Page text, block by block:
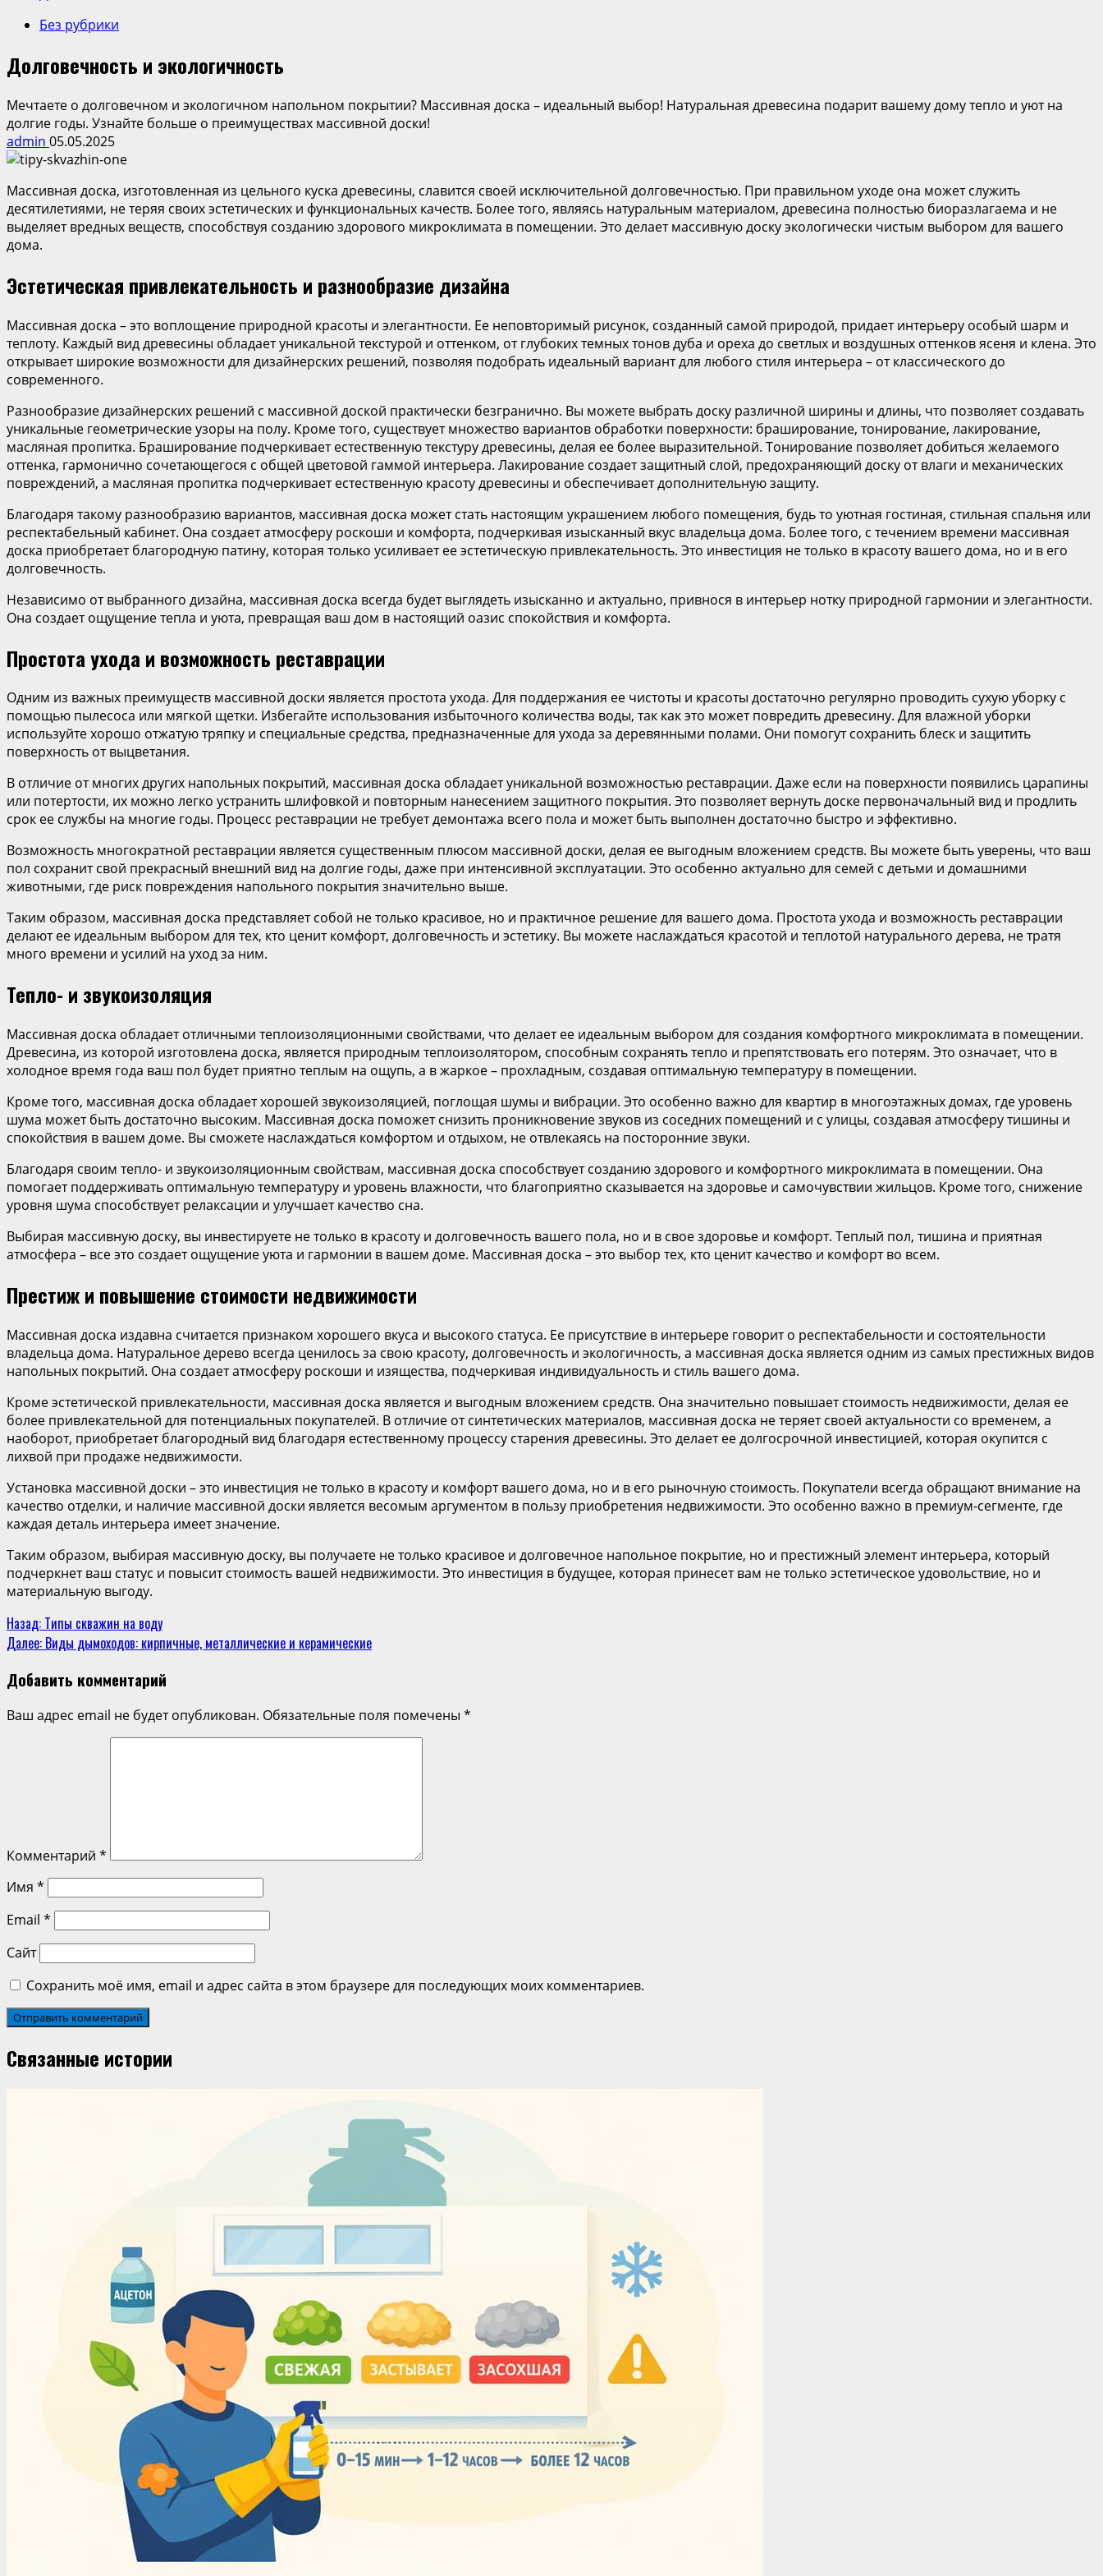
Без рубрики
Долговечность и экологичность
Мечтаете о долговечном и экологичном напольном покрытии? Массивная доска – идеальный выбор! Натуральная древесина подарит вашему дому тепло и уют на
долгие годы. Узнайте больше о преимуществах массивной доски!
admin 05.05.2025
Массивная доска, изготовленная из цельного куска древесины, славится своей исключительной долговечностью. При правильном уходе она может служить
десятилетиями, не теряя своих эстетических и функциональных качеств. Более того, являясь натуральным материалом, древесина полностью биоразлагаема и не
выделяет вредных веществ, способствуя созданию здорового микроклимата в помещении. Это делает массивную доску экологически чистым выбором для вашего
дома.
Эстетическая привлекательность и разнообразие дизайна
Массивная доска – это воплощение природной красоты и элегантности. Ее неповторимый рисунок, созданный самой природой, придает интерьеру особый шарм и
теплоту. Каждый вид древесины обладает уникальной текстурой и оттенком, от глубоких темных тонов дуба и ореха до светлых и воздушных оттенков ясеня и клена. Это
открывает широкие возможности для дизайнерских решений, позволяя подобрать идеальный вариант для любого стиля интерьера – от классического до
современного.
Разнообразие дизайнерских решений с массивной доской практически безгранично. Вы можете выбрать доску различной ширины и длины, что позволяет создавать
уникальные геометрические узоры на полу. Кроме того, существует множество вариантов обработки поверхности: браширование, тонирование, лакирование,
масляная пропитка. Браширование подчеркивает естественную текстуру древесины, делая ее более выразительной. Тонирование позволяет добиться желаемого
оттенка, гармонично сочетающегося с общей цветовой гаммой интерьера. Лакирование создает защитный слой, предохраняющий доску от влаги и механических
повреждений, а масляная пропитка подчеркивает естественную красоту древесины и обеспечивает дополнительную защиту.
Благодаря такому разнообразию вариантов, массивная доска может стать настоящим украшением любого помещения, будь то уютная гостиная, стильная спальня или
респектабельный кабинет. Она создает атмосферу роскоши и комфорта, подчеркивая изысканный вкус владельца дома. Более того, с течением времени массивная
доска приобретает благородную патину, которая только усиливает ее эстетическую привлекательность. Это инвестиция не только в красоту вашего дома, но и в его
долговечность.
Независимо от выбранного дизайна, массивная доска всегда будет выглядеть изысканно и актуально, привнося в интерьер нотку природной гармонии и элегантности.
Она создает ощущение тепла и уюта, превращая ваш дом в настоящий оазис спокойствия и комфорта.
Простота ухода и возможность реставрации
Одним из важных преимуществ массивной доски является простота ухода. Для поддержания ее чистоты и красоты достаточно регулярно проводить сухую уборку с
помощью пылесоса или мягкой щетки. Избегайте использования избыточного количества воды, так как это может повредить древесину. Для влажной уборки
используйте хорошо отжатую тряпку и специальные средства, предназначенные для ухода за деревянными полами. Они помогут сохранить блеск и защитить
поверхность от выцветания.
В отличие от многих других напольных покрытий, массивная доска обладает уникальной возможностью реставрации. Даже если на поверхности появились царапины
или потертости, их можно легко устранить шлифовкой и повторным нанесением защитного покрытия. Это позволяет вернуть доске первоначальный вид и продлить
срок ее службы на многие годы. Процесс реставрации не требует демонтажа всего пола и может быть выполнен достаточно быстро и эффективно.
Возможность многократной реставрации является существенным плюсом массивной доски, делая ее выгодным вложением средств. Вы можете быть уверены, что ваш
пол сохранит свой прекрасный внешний вид на долгие годы, даже при интенсивной эксплуатации. Это особенно актуально для семей с детьми и домашними
животными, где риск повреждения напольного покрытия значительно выше.
Таким образом, массивная доска представляет собой не только красивое, но и практичное решение для вашего дома. Простота ухода и возможность реставрации
делают ее идеальным выбором для тех, кто ценит комфорт, долговечность и эстетику. Вы можете наслаждаться красотой и теплотой натурального дерева, не тратя
много времени и усилий на уход за ним.
Тепло- и звукоизоляция
Массивная доска обладает отличными теплоизоляционными свойствами, что делает ее идеальным выбором для создания комфортного микроклимата в помещении.
Древесина, из которой изготовлена доска, является природным теплоизолятором, способным сохранять тепло и препятствовать его потерям. Это означает, что в
холодное время года ваш пол будет приятно теплым на ощупь, а в жаркое – прохладным, создавая оптимальную температуру в помещении.
Кроме того, массивная доска обладает хорошей звукоизоляцией, поглощая шумы и вибрации. Это особенно важно для квартир в многоэтажных домах, где уровень
шума может быть достаточно высоким. Массивная доска поможет снизить проникновение звуков из соседних помещений и с улицы, создавая атмосферу тишины и
спокойствия в вашем доме. Вы сможете наслаждаться комфортом и отдыхом, не отвлекаясь на посторонние звуки.
Благодаря своим тепло- и звукоизоляционным свойствам, массивная доска способствует созданию здорового и комфортного микроклимата в помещении. Она
помогает поддерживать оптимальную температуру и уровень влажности, что благоприятно сказывается на здоровье и самочувствии жильцов. Кроме того, снижение
уровня шума способствует релаксации и улучшает качество сна.
Выбирая массивную доску, вы инвестируете не только в красоту и долговечность вашего пола, но и в свое здоровье и комфорт. Теплый пол, тишина и приятная
атмосфера – все это создает ощущение уюта и гармонии в вашем доме. Массивная доска – это выбор тех, кто ценит качество и комфорт во всем.
Престиж и повышение стоимости недвижимости
Массивная доска издавна считается признаком хорошего вкуса и высокого статуса. Ее присутствие в интерьере говорит о респектабельности и состоятельности
владельца дома. Натуральное дерево всегда ценилось за свою красоту, долговечность и экологичность, а массивная доска является одним из самых престижных видов
напольных покрытий. Она создает атмосферу роскоши и изящества, подчеркивая индивидуальность и стиль вашего дома.
Кроме эстетической привлекательности, массивная доска является и выгодным вложением средств. Она значительно повышает стоимость недвижимости, делая ее
более привлекательной для потенциальных покупателей. В отличие от синтетических материалов, массивная доска не теряет своей актуальности со временем, а
наоборот, приобретает благородный вид благодаря естественному процессу старения древесины. Это делает ее долгосрочной инвестицией, которая окупится с
лихвой при продаже недвижимости.
Установка массивной доски – это инвестиция не только в красоту и комфорт вашего дома, но и в его рыночную стоимость. Покупатели всегда обращают внимание на
качество отделки, и наличие массивной доски является весомым аргументом в пользу приобретения недвижимости. Это особенно важно в премиум-сегменте, где
каждая деталь интерьера имеет значение.
Таким образом, выбирая массивную доску, вы получаете не только красивое и долговечное напольное покрытие, но и престижный элемент интерьера, который
подчеркнет ваш статус и повысит стоимость вашей недвижимости. Это инвестиция в будущее, которая принесет вам не только эстетическое удовольствие, но и
материальную выгоду.
Продолжить
чтение
Назад: Типы скважин на воду
Далее: Виды дымоходов: кирпичные, металлические и керамические
Добавить комментарий
Ваш адрес email не будет опубликован. Обязательные поля помечены *
Комментарий *
Имя *
Email *
Сайт
Сохранить моё имя, email и адрес сайта в этом браузере для последующих моих комментариев.
Связанные истории